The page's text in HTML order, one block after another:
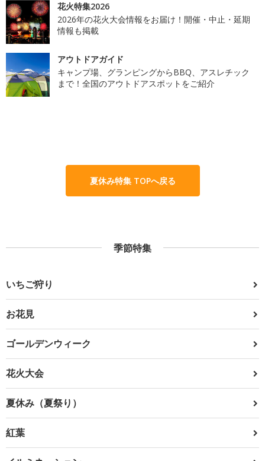
花火特集2026
2026年の花火大会情報をお届け！開催・中止・延期
情報も掲載
アウトドアガイド
キャンプ場、グランピングからBBQ、アスレチック
まで！全国のアウトドアスポットをご紹介
夏休み特集 TOPへ戻る
季節特集
いちご狩り
お花見
ゴールデンウィーク
花火大会
夏休み（夏祭り）
紅葉